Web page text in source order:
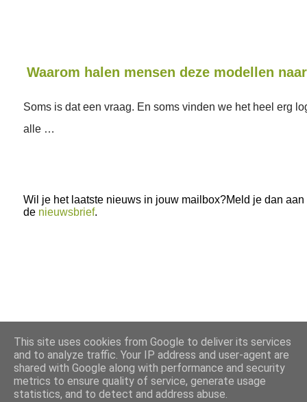
Waarom halen mensen deze modellen
Soms is dat een vraag. En soms vinden we het heel erg
alle …
Wil je het laatste nieuws in jouw mailbox?Meld je dan aan
de nieuwsbrief.
This site uses cookies from Google to deliver its services
and to analyze traffic. Your IP address and user-agent are
shared with Google along with performance and security
metrics to ensure quality of service, generate usage
statistics, and to detect and address abuse.